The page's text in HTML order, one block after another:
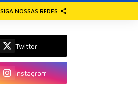
SIGA NOSSAS REDES
Twitter
Instagram